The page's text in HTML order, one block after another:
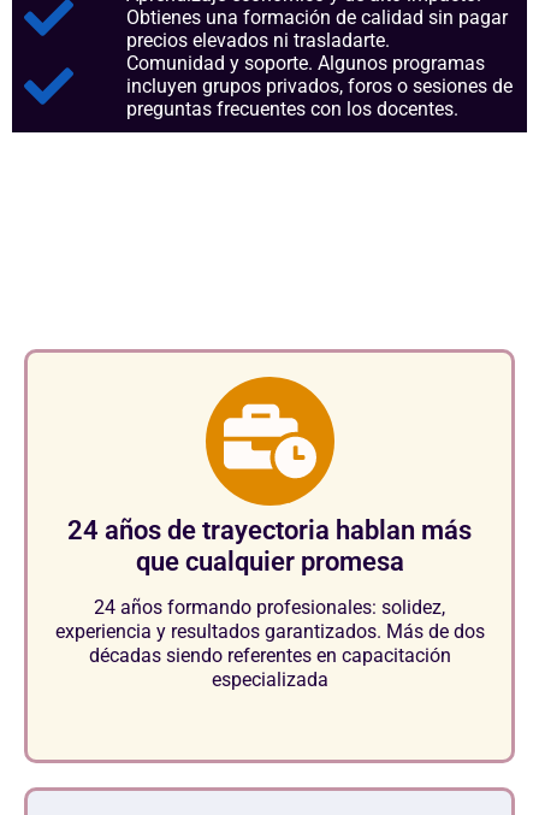
Obtienes una formación de calidad sin pagar
precios elevados ni trasladarte.
Comunidad y soporte. Algunos programas
incluyen grupos privados, foros o sesiones de
preguntas frecuentes con los docentes.
24 años de trayectoria hablan más
que cualquier promesa
24 años formando profesionales: solidez,
experiencia y resultados garantizados. Más de dos
décadas siendo referentes en capacitación
especializada